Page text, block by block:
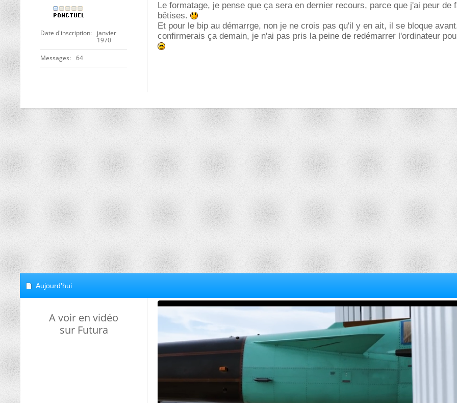
Date d'inscription
janvier
1970
Messages 64
Le formatage, je pense que ça sera en dernier recours, parce que j'ai peur de
bêtises.
Et pour le bip au démarrge, non je ne crois pas qu'il y en ait, il se bloque
confirmerais ça demain, je n'ai pas pris la peine de redémarrer l'ordinateur
Aujourd'hui
A voir en vidéo
sur Futura